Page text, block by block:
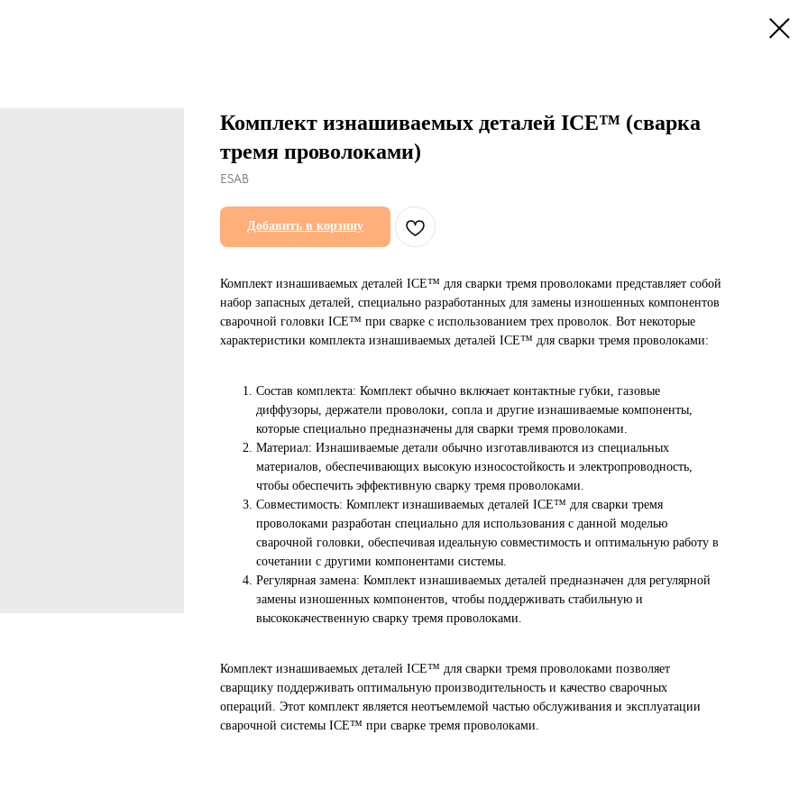
Комплект изнашиваемых деталей ICE™ (сварка
тремя проволоками)
ESAB
Добавить в корзину
Комплект изнашиваемых деталей ICE™ для сварки тремя проволоками представляет собой
набор запасных деталей, специально разработанных для замены изношенных компонентов
сварочной головки ICE™ при сварке с использованием трех проволок. Вот некоторые
характеристики комплекта изнашиваемых деталей ICE™ для сварки тремя проволоками:
Состав комплекта: Комплект обычно включает контактные губки, газовые
диффузоры, держатели проволоки, сопла и другие изнашиваемые компоненты,
которые специально предназначены для сварки тремя проволоками.
Материал: Изнашиваемые детали обычно изготавливаются из специальных
материалов, обеспечивающих высокую износостойкость и электропроводность,
чтобы обеспечить эффективную сварку тремя проволоками.
Совместимость: Комплект изнашиваемых деталей ICE™ для сварки тремя
проволоками разработан специально для использования с данной моделью
сварочной головки, обеспечивая идеальную совместимость и оптимальную работу в
сочетании с другими компонентами системы.
Регулярная замена: Комплект изнашиваемых деталей предназначен для регулярной
замены изношенных компонентов, чтобы поддерживать стабильную и
высококачественную сварку тремя проволоками.
Комплект изнашиваемых деталей ICE™ для сварки тремя проволоками позволяет
сварщику поддерживать оптимальную производительность и качество сварочных
операций. Этот комплект является неотъемлемой частью обслуживания и эксплуатации
сварочной системы ICE™ при сварке тремя проволоками.